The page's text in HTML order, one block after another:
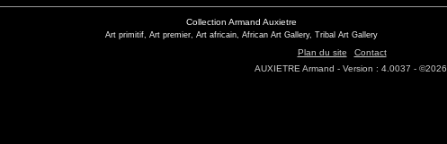
Collection Armand Auxietre
Art primitif, Art premier, Art africain, African Art Gallery, Tribal Art Gallery
Plan du site
Contact
AUXIETRE Armand - Version : 4.0037 - ©2026